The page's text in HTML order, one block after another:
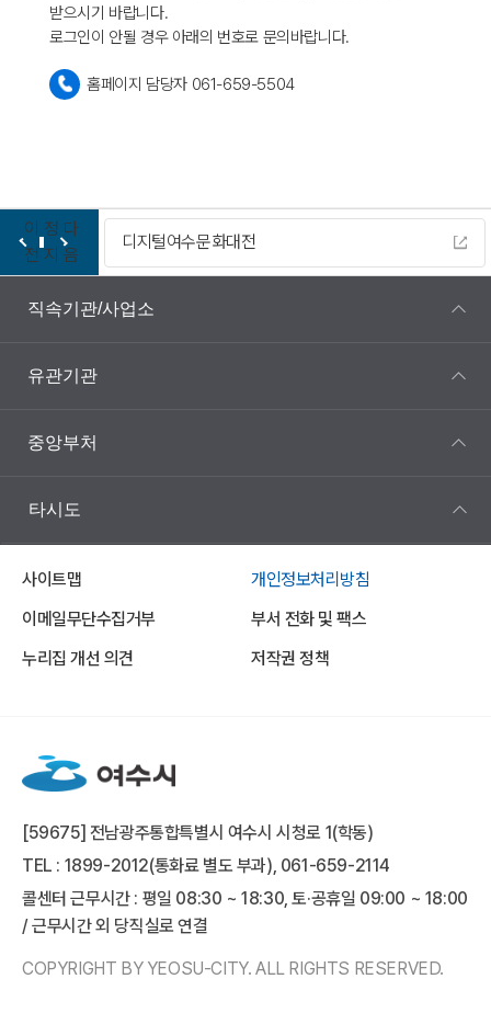
받으시기 바랍니다.
로그인이 안될 경우 아래의 번호로 문의바랍니다.
홈페이지 담당자 061-659-5504
이
전
정
지
다
음
디지털여수문화대전
직속기관/사업소
유관기관
중앙부처
타시도
사이트맵
개인정보처리방침
이메일무단수집거부
부서 전화 및 팩스
누리집 개선 의견
저작권 정책
[59675] 전남광주통합특별시 여수시 시청로 1(학동)
TEL : 1899-2012(통화료 별도 부과), 061-659-2114
콜센터 근무시간 : 평일 08:30 ~ 18:30, 토·공휴일 09:00 ~ 18:00
/ 근무시간 외 당직실로 연결
COPYRIGHT BY YEOSU-CITY. ALL RIGHTS RESERVED.